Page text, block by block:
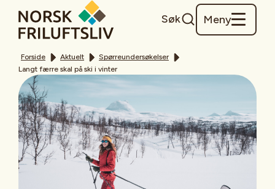
Søk Meny
Forside Aktuelt
Spørreundersøkelser
Langt færre skal på ski i vinter